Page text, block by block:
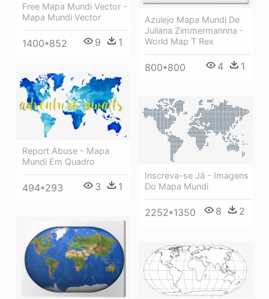
Azulejo Mapa Mundi De
Juliana Zimmermannna -
World Map T Rex
800*800 4 1
Free Mapa Mundi Vector -
Mapa Mundi Vector
1400*852 9 1
Report Abuse - Mapa
Mundi Em Quadro
494*293 3 1
Inscreva-se Já - Imagens
Do Mapa Mundi
2252*1350 8 2